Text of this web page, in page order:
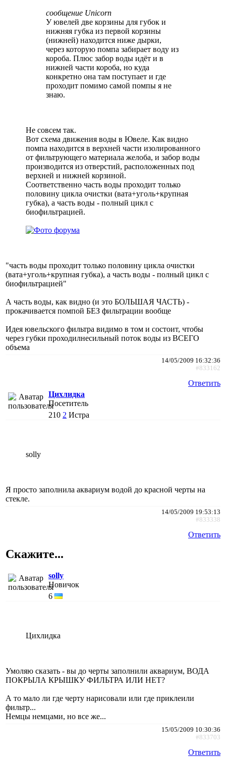
сообщение Unicorn
У ювелей две корзины для губок и
нижняя губка из первой корзины
(нижней) находится ниже дырки,
через которую помпа забирает воду из
короба. Плюс забор воды идёт и в
нижней части короба, но куда
конкретно она там поступает и где
проходит помимо самой помпы я не
знаю.
Не совсем так.
Вот схема движения воды в Ювеле. Как видно
помпа находится в верхней части изолированного
от фильтрующего материала желоба, и забор воды
производится из отверстий, расположенных под
верхней и нижней корзиной.
Соответственно часть воды проходит только
половину цикла очистки (вата+уголь+крупная
губка), а часть воды - полный цикл с
биофильтрацией.
"часть воды проходит только половину цикла очистки
(вата+уголь+крупная губка), а часть воды - полный цикл с
биофильтрацией"
А часть воды, как видно (и это БОЛЬШАЯ ЧАСТЬ) -
прокачивается помпой БЕЗ фильтрации вообще
Идея ювельского фильтра видимо в том и состоит, чтобы
через губки проходилнесильный поток воды из ВСЕГО
объема
14/05/2009 16:32:36
#833162
Ответить
Цихлидка
Посетитель
210 2 Истра
solly
Я просто заполнила аквариум водой до красной черты на
стекле.
14/05/2009 19:53:13
#833338
Ответить
Скажите...
solly
Новичок
6
Цихлидка
Умоляю сказать - вы до черты заполнили аквариум, ВОДА
ПОКРЫЛА КРЫШКУ ФИЛЬТРА ИЛИ НЕТ?
А то мало ли где черту нарисовали или где приклеили
фильтр...
Немцы немцами, но все же...
15/05/2009 10:30:36
#833703
Ответить